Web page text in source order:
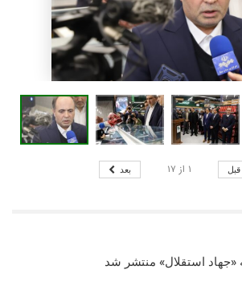
قبل ۱ از ۱۷ بعد
«جهاد استقلال» منتشر شد